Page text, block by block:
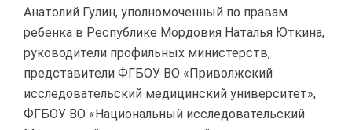
Анатолий Гулин, уполномоченный по правам
ребенка в Республике Мордовия Наталья Юткина,
руководители профильных министерств,
представители ФГБОУ ВО «Приволжский
исследовательский медицинский университет»,
ФГБОУ ВО «Национальный исследовательский